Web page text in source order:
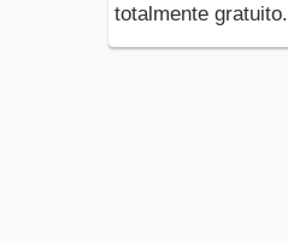
totalmente gratuito.